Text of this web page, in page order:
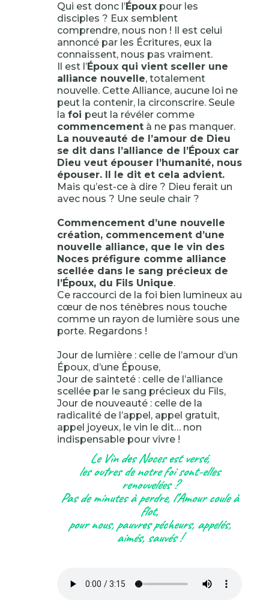
Qui est donc l’Épouxpour les
disciples ? Eux semblent
comprendre, nous non ! Il est celui
annoncé par les Écritures, eux la
connaissent, nous pas vraiment.
Il est l’Époux qui vient sceller une
alliance nouvelle, totalement
nouvelle. Cette Alliance, aucune loi ne
peut la contenir, la circonscrire. Seule
la foi peut la révéler comme
commencementà ne pas manquer.
La nouveauté de l’amour de Dieu
se dit dans l’alliance de l’Époux car
Dieu veut épouser l’humanité, nous
épouser. Il le dit et cela advient.
Mais qu’est-ce à dire ? Dieu ferait un
avec nous ? Une seule chair ?
Commencement d’une nouvelle
création, commencement d’une
nouvelle alliance, que le vin des
Noces préfigure comme alliance
scellée dans le sang précieux de
l’Époux, du Fils Unique.
Ce raccourci de la foi bien lumineux au
cœur de nos ténèbres nous touche
comme un rayon de lumière sous une
porte. Regardons !
Jour de lumière : celle de l’amour d’un
Époux, d’une Épouse,
Jour de sainteté : celle de l’alliance
scellée par le sang précieux du Fils,
Jour de nouveauté : celle de la
radicalité de l’appel, appel gratuit,
appel joyeux, le vin le dit… non
indispensable pour vivre !
Le Vin des Noces est versé,
les outres de notre foi sont-elles
renouvelées ?
Pas de minutes à perdre, l’Amour coule à
flot,
pour nous, pauvres pécheurs, appelés,
aimés, sauvés !